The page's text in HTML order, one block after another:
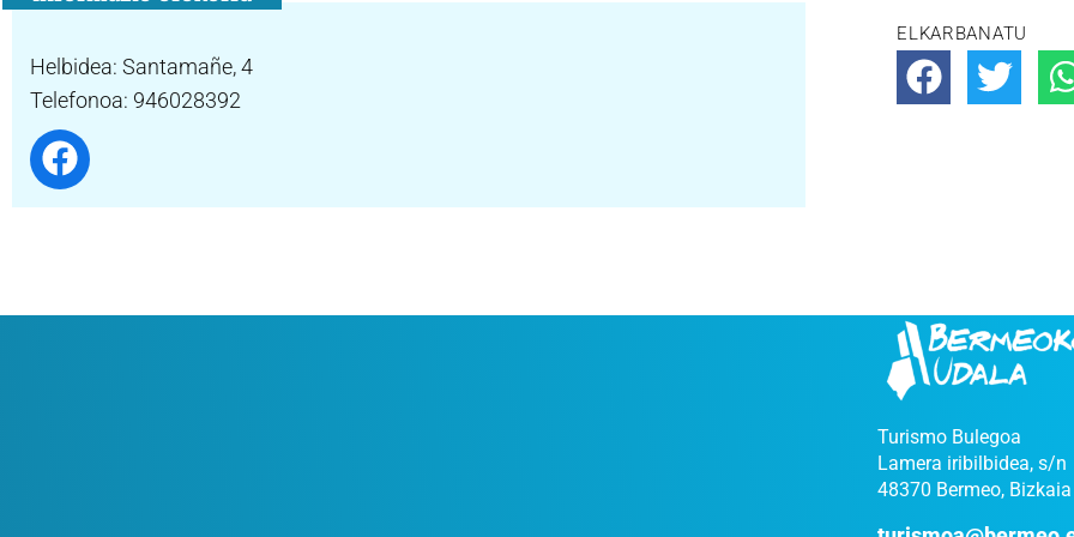
Helbidea: Santamañe, 4
Telefonoa: 946028392
ELKARBANATU
Turismo Bulegoa
Lamera iribilbidea, s/n
48370 Bermeo, Bizkaia